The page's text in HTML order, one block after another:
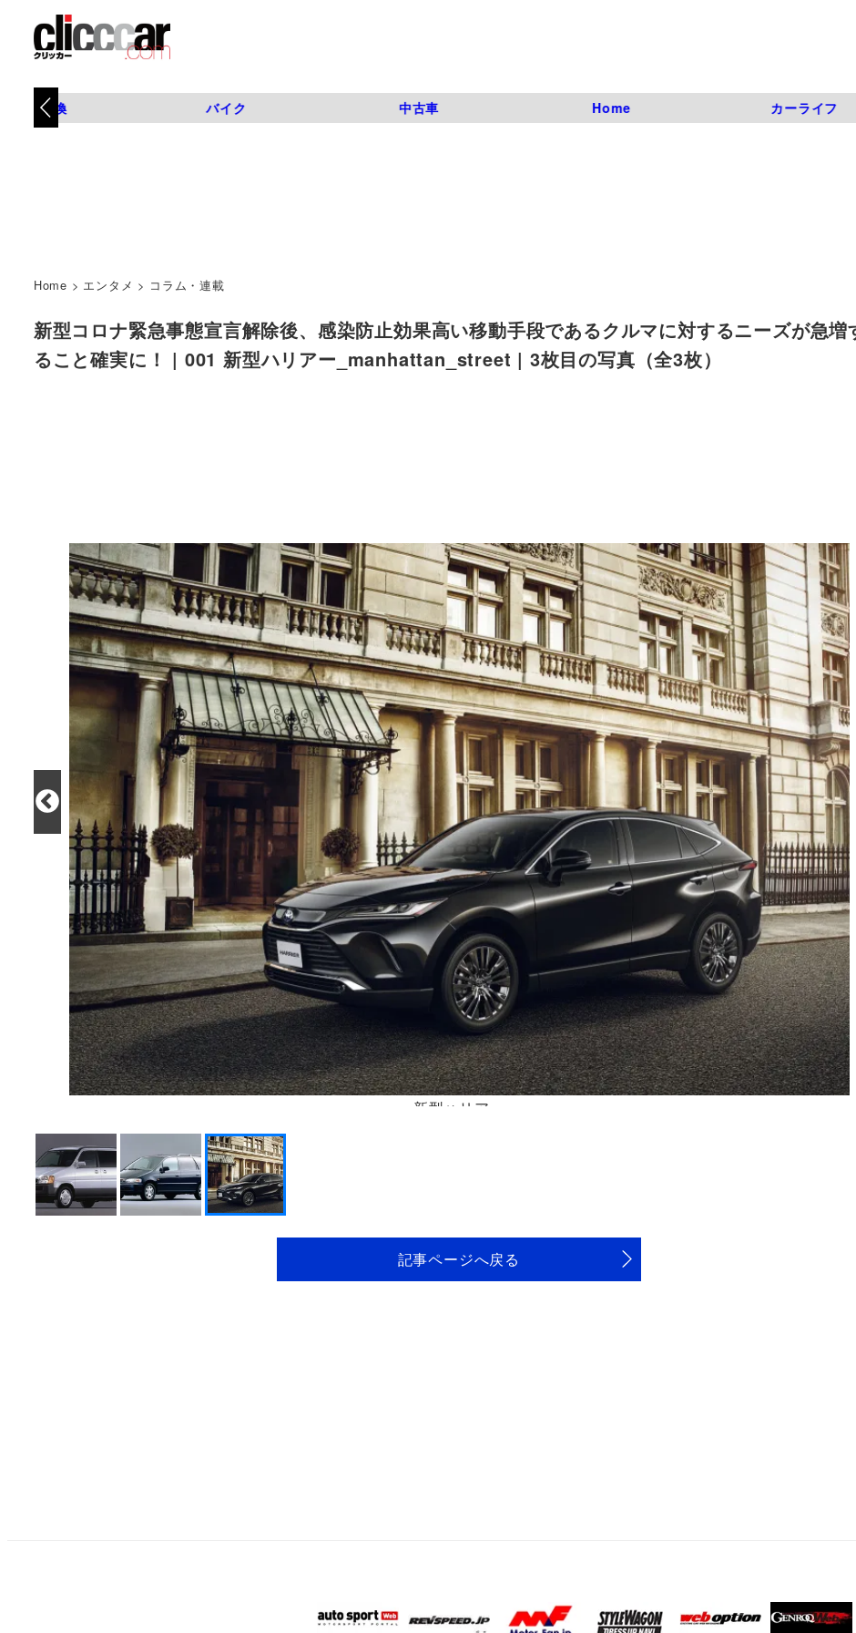
タイヤ交換 バイク 中古車 Home カーライフ
Home > エンタメ > コラム・連載
新型コロナ緊急事態宣言解除後、感染防止効果高い移動手段であるクルマに対するニーズが急増
ること確実に！ | 001 新型ハリアー_manhattan_street | 3枚目の写真（全3枚）
新型ハリアー
記事ページへ戻る